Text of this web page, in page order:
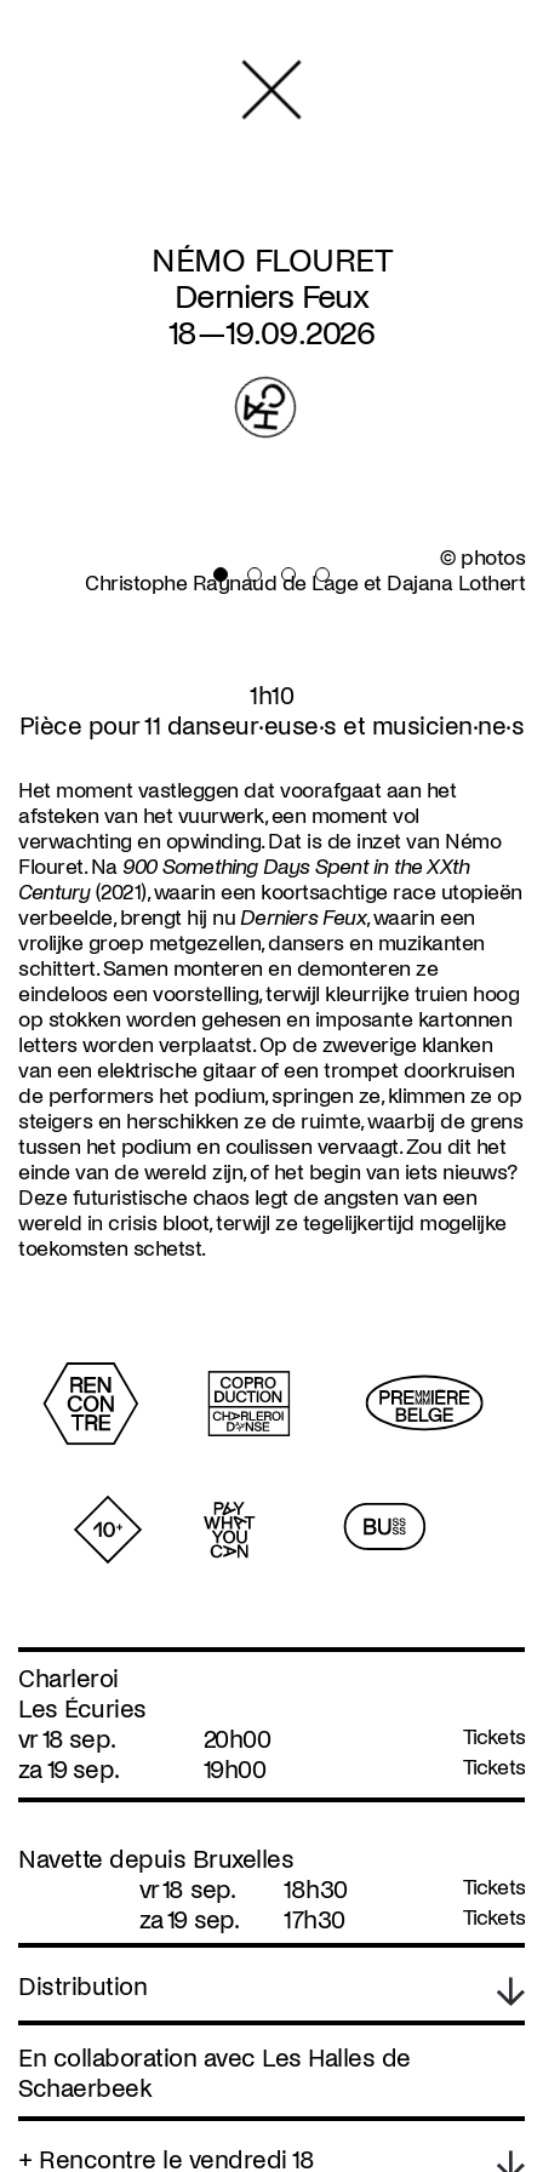
NÉMO FLOURET
Derniers Feux
18—19.09.2026
© photos
Christophe Raynaud de Lage et Dajana Lothert
1h10
Pièce pour 11 danseur·euse·s et musicien·ne·s
Het moment vastleggen dat voorafgaat aan het
afsteken van het vuurwerk, een moment vol
verwachting en opwinding. Dat is de inzet van Némo
Flouret. Na 900 Something Days Spent in the XXth
Century(2021), waarin een koortsachtige race utopieën
verbeelde, brengt hij nu Derniers Feux, waarin een
vrolijke groep metgezellen, dansers en muzikanten
schittert. Samen monteren en demonteren ze
eindeloos een voorstelling, terwijl kleurrijke truien hoog
op stokken worden gehesen en imposante kartonnen
letters worden verplaatst. Op de zweverige klanken
van een elektrische gitaar of een trompet doorkruisen
de performers het podium, springen ze, klimmen ze op
steigers en herschikken ze de ruimte, waarbij de grens
tussen het podium en coulissen vervaagt. Zou dit het
einde van de wereld zijn, of het begin van iets nieuws?
Deze futuristische chaos legt de angsten van een
wereld in crisis bloot, terwijl ze tegelijkertijd mogelijke
toekomsten schetst.
Charleroi
Les Écuries
vr 18 sep.
20h00 Tickets
za 19 sep. 19h00 Tickets
Navette depuis Bruxelles
vr 18 sep.
18h30 Tickets
za 19 sep. 17h30 Tickets
Distribution
En collaboration avec Les Halles de
Schaerbeek
+ Rencontre le vendredi 18